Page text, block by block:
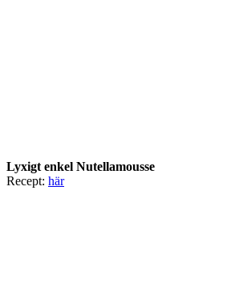
Lyxigt enkel Nutellamousse
Recept: här